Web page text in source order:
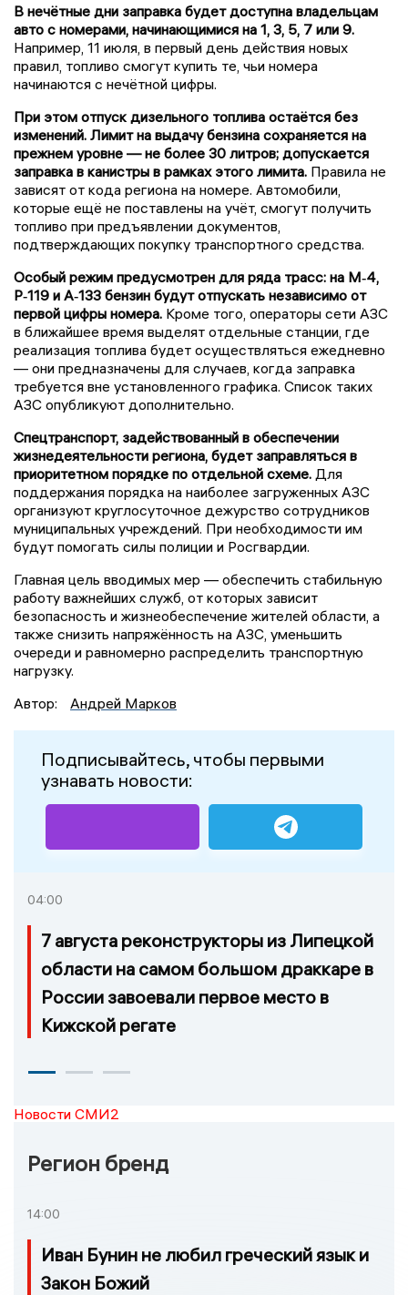
В нечётные дни заправка будет доступна владельцам
авто с номерами, начинающимися на 1, 3, 5, 7 или 9.
Например, 11 июля, в первый день действия новых
правил, топливо смогут купить те, чьи номера
начинаются с нечётной цифры.
При этом отпуск дизельного топлива остаётся без
изменений. Лимит на выдачу бензина сохраняется на
прежнем уровне — не более 30 литров; допускается
заправка в канистры в рамках этого лимита. Правила не
зависят от кода региона на номере. Автомобили,
которые ещё не поставлены на учёт, смогут получить
топливо при предъявлении документов,
подтверждающих покупку транспортного средства.
Особый режим предусмотрен для ряда трасс: на М‑4,
Р‑119 и А‑133 бензин будут отпускать независимо от
первой цифры номера. Кроме того, операторы сети АЗС
в ближайшее время выделят отдельные станции, где
реализация топлива будет осуществляться ежедневно
— они предназначены для случаев, когда заправка
требуется вне установленного графика. Список таких
АЗС опубликуют дополнительно.
Спецтранспорт, задействованный в обеспечении
жизнедеятельности региона, будет заправляться в
приоритетном порядке по отдельной схеме. Для
поддержания порядка на наиболее загруженных АЗС
организуют круглосуточное дежурство сотрудников
муниципальных учреждений. При необходимости им
будут помогать силы полиции и Росгвардии.
Главная цель вводимых мер — обеспечить стабильную
работу важнейших служб, от которых зависит
безопасность и жизнеобеспечение жителей области, а
также снизить напряжённость на АЗС, уменьшить
очереди и равномерно распределить транспортную
нагрузку.
Автор:
Андрей Марков
Подписывайтесь, чтобы первыми
узнавать новости:
04:00
7 августа реконструкторы из Липецкой
области на самом большом драккаре в
России завоевали первое место в
Кижской регате
Новости СМИ2
Регион бренд
14:00
Иван Бунин не любил греческий язык и
Закон Божий